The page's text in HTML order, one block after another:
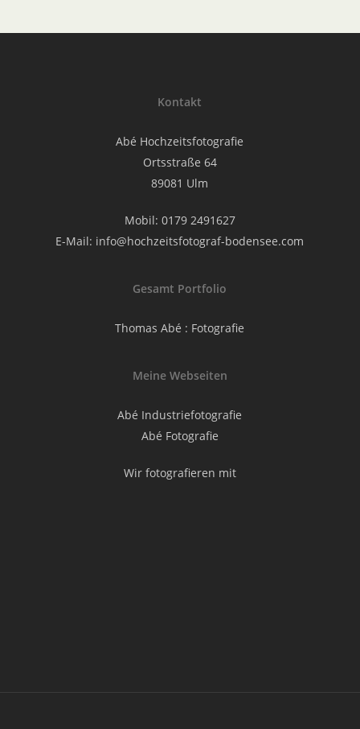
Kontakt
Abé Hochzeitsfotografie
Ortsstraße 64
89081 Ulm
Mobil: 0179 2491627
E-Mail: info@hochzeitsfotograf-bodensee.com
Gesamt Portfolio
Thomas Abé : Fotografie
Meine Webseiten
Abé Industriefotografie
Abé Fotografie
Wir fotografieren mit